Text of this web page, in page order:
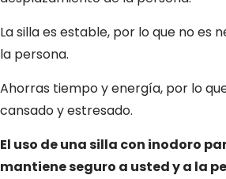
La silla es estable, por lo que no es
la persona.
Ahorras tiempo y energía, por lo
cansado y estresado.
El uso de una silla con inodoro
mantiene seguro a usted y a la